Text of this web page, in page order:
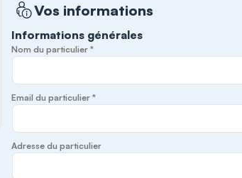
Vos informations
Informations générales
Nom du particulier *
Email du particulier *
Adresse du particulier